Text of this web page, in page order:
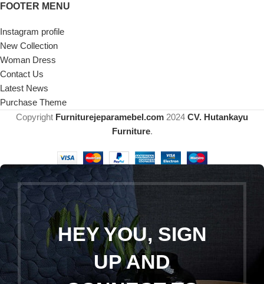
FOOTER MENU
Instagram profile
New Collection
Woman Dress
Contact Us
Latest News
Purchase Theme
Copyright Furniturejeparamebel.com 2024 CV. Hutankayu
Furniture.
HEY YOU, SIGN
UP AND